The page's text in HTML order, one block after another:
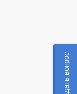
Задать вопрос